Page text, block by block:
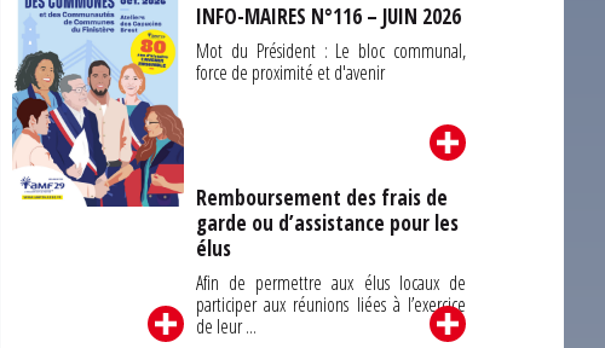
INFO-MAIRES N°116 – JUIN 2026
Mot du Président : Le bloc communal,
force de proximité et d'avenir
Remboursement des frais de
garde ou d’assistance pour les
élus
Afin de permettre aux élus locaux de
participer aux réunions liées à l’exercice
de leur ...